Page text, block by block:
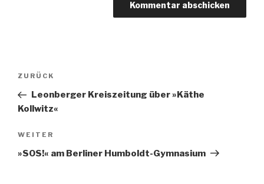
Beitragsnavigation
Vorheriger
Beitrag
ZURÜCK
Leonberger Kreiszeitung über »Käthe
Kollwitz«
Nächster
Beitrag
WEITER
»SOS!« am Berliner Humboldt-Gymnasium